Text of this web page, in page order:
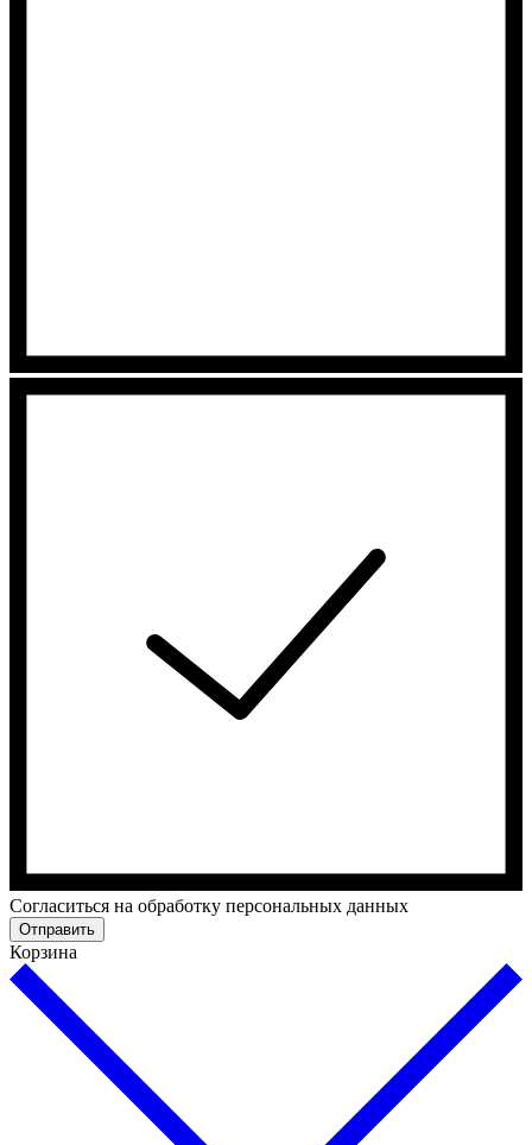
Cогласиться на обработку персональных данных
Отправить
Корзина